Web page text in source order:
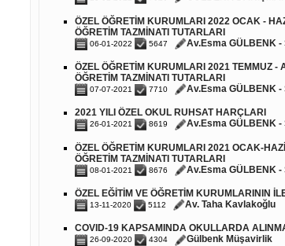
ÖZEL ÖĞRETİM KURUMLARI 2022 OCAK -
ÖĞRETİM TAZMİNATI TUTARLARI
06-01-2022 5647 Av.Esma GÜLBENK -
ÖZEL ÖĞRETİM KURUMLARI 2021 TEMMUZ -
ÖĞRETİM TAZMİNATI TUTARLARI
07-07-2021 7710 Av.Esma GÜLBENK
2021 YILI ÖZEL OKUL RUHSAT HARÇLARI
26-01-2021 8619 Av.Esma GÜLBENK -
ÖZEL ÖĞRETİM KURUMLARI 2021 OCAK-
ÖĞRETİM TAZMİNATI TUTARLARI
08-01-2021 8676 Av.Esma GÜLBENK -
ÖZEL EĞİTİM VE ÖĞRETİM KURUMLARININ
13-11-2020 5112 Av. Taha Kavlakoğlu
COVID-19 KAPSAMINDA OKULLARDA
26-09-2020 4304 Gülbenk Müşavirlik